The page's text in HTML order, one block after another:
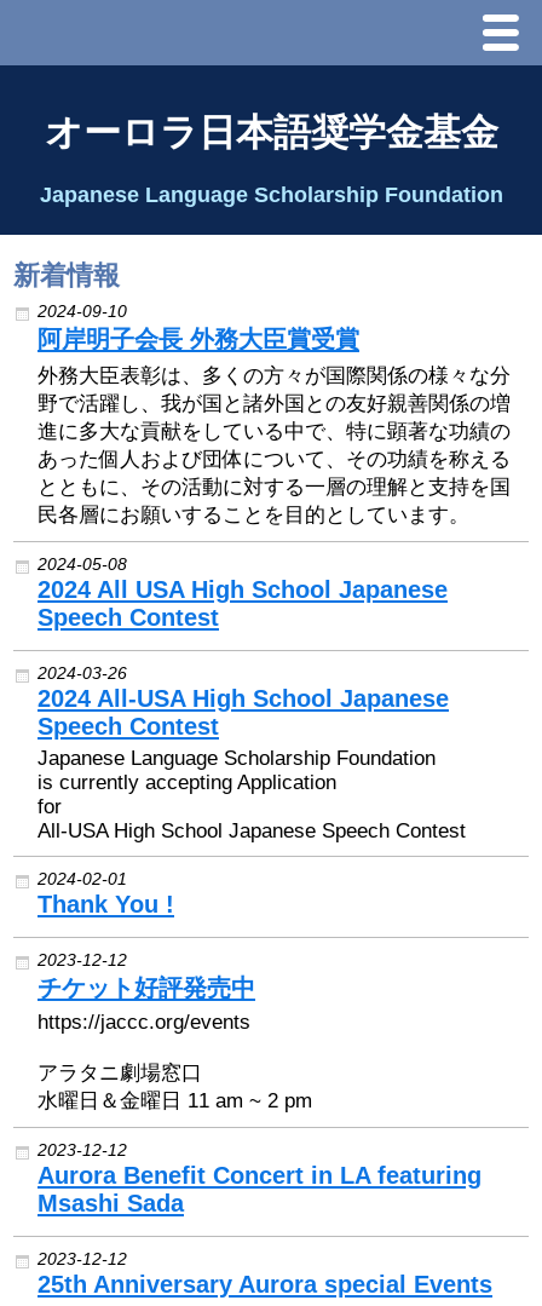
Menu
理事長代行あいさつ
2025 理事会
2026 Schedule & Programs
スピーチコンテスト
Speech Contest Information 2024
2026 出場高校生
2023 Results
2022 Results
2021 Results
2019 Winner
2019 Results
2017 Winners
2016 Winners
2015 Winners
オーロラ日本語奨学金基金
Japanese Language Scholarship Foundation
新着情報
2024-09-10
阿岸明子会長 外務大臣賞受賞
外務大臣表彰は、多くの方々が国際関係の様々な分
野で活躍し、我が国と諸外国との友好親善関係の増
進に多大な貢献をしている中で、特に顕著な功績の
あった個人および団体について、その功績を称える
とともに、その活動に対する一層の理解と支持を国
民各層にお願いすることを目的としています。
2024-05-08
2024 All USA High School Japanese
Speech Contest
2024-03-26
2024 All-USA High School Japanese
Speech Contest
Japanese Language Scholarship Foundation
is currently accepting Application
for
All-USA High School Japanese Speech Contest
2024-02-01
Thank You !
2023-12-12
チケット好評発売中
https://jaccc.org/events
アラタニ劇場窓口
水曜日＆金曜日 11 am ~ 2 pm
2023-12-12
Aurora Benefit Concert in LA featuring
Msashi Sada
2023-12-12
25th Anniversary Aurora special Events